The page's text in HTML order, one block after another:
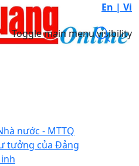
En | Vi
Toggle main menu visibility
nước - MTTQ
tưởng của Đảng